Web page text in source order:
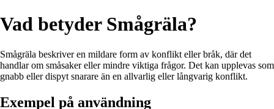
Vad betyder Smågräla?
Smågräla beskriver en mildare form av konflikt eller bråk, där det
handlar om småsaker eller mindre viktiga frågor. Det kan upplevas som
gnabb eller dispyt snarare än en allvarlig eller långvarig konflikt.
Exempel på användning